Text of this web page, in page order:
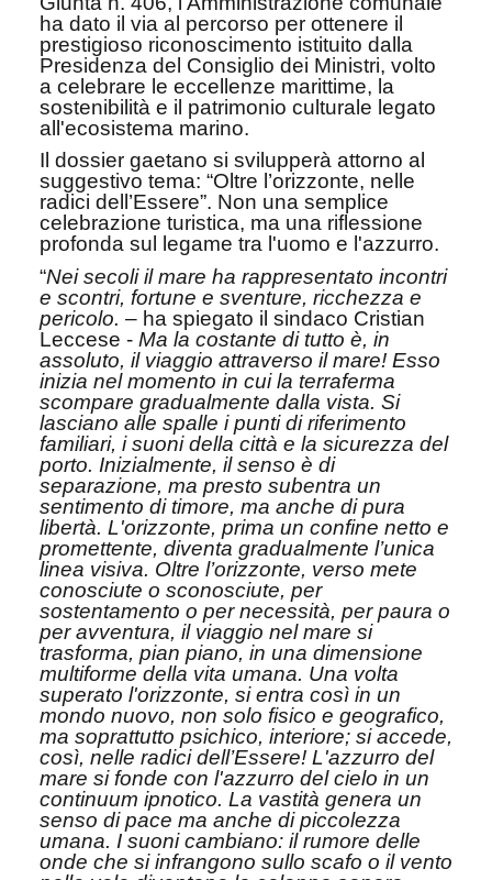
ha dato il via al percorso per ottenere il
prestigioso riconoscimento istituito dalla
Presidenza del Consiglio dei Ministri, volto
a celebrare le eccellenze marittime, la
sostenibilità e il patrimonio culturale legato
all'ecosistema marino.
Il dossier gaetano si svilupperà attorno al
suggestivo tema: “Oltre l’orizzonte, nelle
radici dell’Essere”. Non una semplice
celebrazione turistica, ma una riflessione
profonda sul legame tra l'uomo e l'azzurro.
“Nei secoli il mare ha rappresentato incontri
e scontri, fortune e sventure, ricchezza e
pericolo. – ha spiegato il sindaco Cristian
Leccese - Ma la costante di tutto è, in
assoluto, il viaggio attraverso il mare! Esso
inizia nel momento in cui la terraferma
scompare gradualmente dalla vista. Si
lasciano alle spalle i punti di riferimento
familiari, i suoni della città e la sicurezza del
porto. Inizialmente, il senso è di
separazione, ma presto subentra un
sentimento di timore, ma anche di pura
libertà. L'orizzonte, prima un confine netto e
promettente, diventa gradualmente l’unica
linea visiva. Oltre l’orizzonte, verso mete
conosciute o sconosciute, per
sostentamento o per necessità, per paura o
per avventura, il viaggio nel mare si
trasforma, pian piano, in una dimensione
multiforme della vita umana. Una volta
superato l'orizzonte, si entra così in un
mondo nuovo, non solo fisico e geografico,
ma soprattutto psichico, interiore; si accede,
così, nelle radici dell’Essere! L'azzurro del
mare si fonde con l'azzurro del cielo in un
continuum ipnotico. La vastità genera un
senso di pace ma anche di piccolezza
umana. I suoni cambiano: il rumore delle
onde che si infrangono sullo scafo o il vento